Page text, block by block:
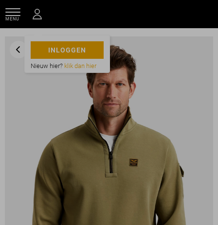
MENU
INLOGGEN
Nieuw hier? klik dan hier